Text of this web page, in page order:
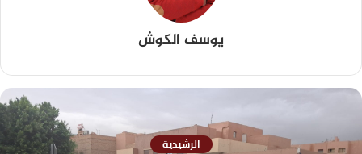
يوسف الكوش
الرشيدية